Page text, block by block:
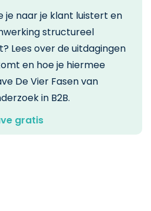
je naar je klant luistert en
structureel
Lees over de uitdagingen
en hoe je hiermee
De Vier Fasen van
in B2B.
gratis